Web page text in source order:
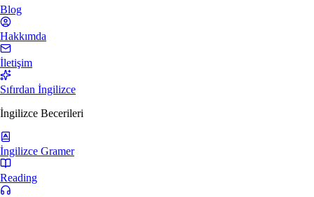
Blog
Hakkımda
İletişim
Sıfırdan İngilizce
İngilizce Becerileri
İngilizce Gramer
Reading